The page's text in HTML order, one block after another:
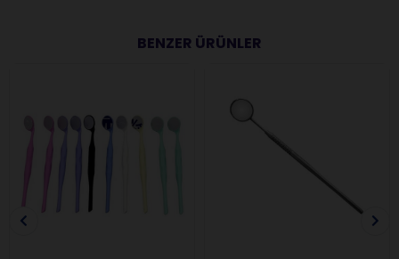
BENZER ÜRÜNLER